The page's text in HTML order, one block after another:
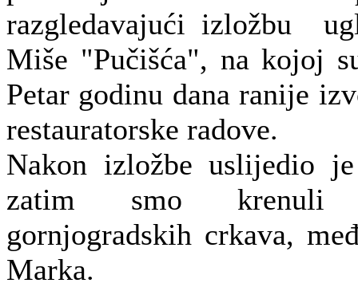
razgledavajući izložbu
Miše "Pučišća", na kojoj
Petar godinu dana ranije
restauratorske radove.
Nakon izložbe uslijedio
zatim smo krenuli
gornjogradskih crkava,
Marka.